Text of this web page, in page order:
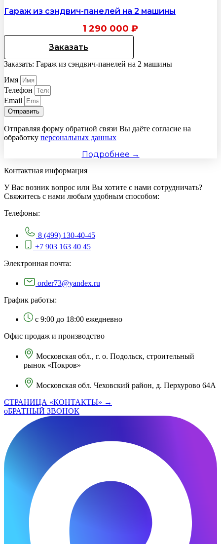
Гараж из сэндвич-панелей на 2 машины
1 290 000 ₽
Заказать
Заказать: Гараж из сэндвич-панелей на 2 машины
Имя
Телефон
Email
Отправить
Отправляя форму обратной связи Вы даёте согласие на
обработку персональных данных
Подробнее →
Контактная информация
У Вас возник вопрос или Вы хотите с нами сотрудничать?
Свяжитесь с нами любым удобным способом:
Телефоны:
8 (499) 130-40-45
+7 903 163 40 45
Электронная почта:
order73@yandex.ru
График работы:
с 9:00 до 18:00 ежедневно
Офис продаж и производство
Московская обл., г. о. Подольск, строительный
рынок «Покров»
Московская обл. Чеховский район, д. Перхурово 64А
СТРАНИЦА «КОНТАКТЫ» →
оБРАТНЫЙ ЗВОНОК